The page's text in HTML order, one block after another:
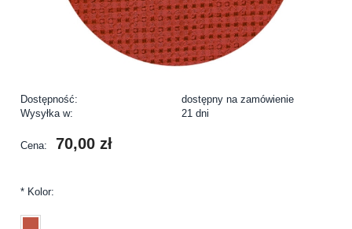
Dostępność:
dostępny na zamówienie
Wysyłka w:
21 dni
Cena: 70,00 zł
* Kolor: